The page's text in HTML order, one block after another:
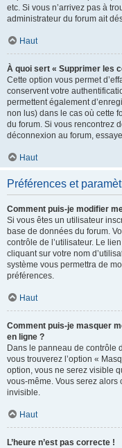
etc. Si vous n’arrivez pas à
administrateur du forum ait
Haut
À quoi sert « Supprimer les
Cette option vous permet
conservent votre
permettent également
non lus) dans le cas où cette
du forum. Si vous rencontrez
déconnexion au forum,
Haut
Préférences et
Comment puis-je modifier
Si vous êtes un utilisateur
base de données du forum.
contrôle de l’utilisateur. Le
cliquant sur votre nom
système vous permettra de
préférences.
Haut
Comment puis-je masquer
en ligne ?
Dans le panneau de contrôle
vous trouverez l’option «
option, vous ne serez visible
vous-même. Vous serez
invisible.
Haut
L’heure n’est pas correcte !